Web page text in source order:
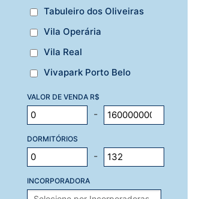
Tabuleiro dos Oliveiras
Vila Operária
Vila Real
Vivapark Porto Belo
VALOR DE VENDA R$
-
DORMITÓRIOS
-
INCORPORADORA